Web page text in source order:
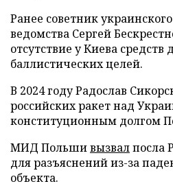
Ранее советник
ведомства Сергей
отсутствие у Киева
баллистических целей.
В 2024 году Радослав
российских ракет над
конституционным долгом
МИД Польшивызвалпосла
для разъяснений из-за
объекта.